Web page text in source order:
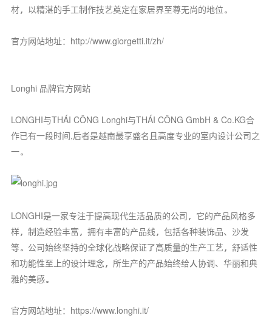
材，以精湛的手工制作技艺奠定在家居界至尊无尚的地位。
官方网站地址：http://www.giorgetti.it/zh/
Longhi 品牌官方网站
LONGHI与THÁI CÔNG Longhi与THÁI CÔNG GmbH & Co.KG合
作已有一段时间,后者是越南最享盛名且高度专业的室内设计公司之
一。
LONGHI是一家专注于提高现代生活品质的公司，它的产品风格多
样，制造经验丰富，拥有丰富的产品线，包括各种装饰品、沙发
等。公司始终坚持的全球化战略保证了高质量的生产工艺，舒适性
和功能性至上的设计理念，所生产的产品始终给人协调、华丽和典
雅的美感。
官方网站地址：https://www.longhi.it/